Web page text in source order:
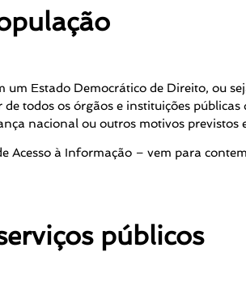
um Estado Democrático de Direito, ou
todos os órgãos e instituições
nacional ou outros motivos previstos
Acesso à Informação – vem para
públicos